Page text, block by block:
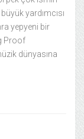
yardımcısı
yepyeni bir
Proof
dünyasına